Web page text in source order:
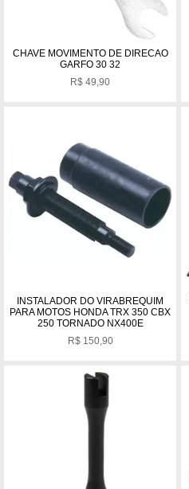
CHAVE MOVIMENTO DE DIRECAO
GARFO 30 32
R$ 49,90
INSTALADOR DO VIRABREQUIM
PARA MOTOS HONDA TRX 350 CBX
250 TORNADO NX400E
R$150,90